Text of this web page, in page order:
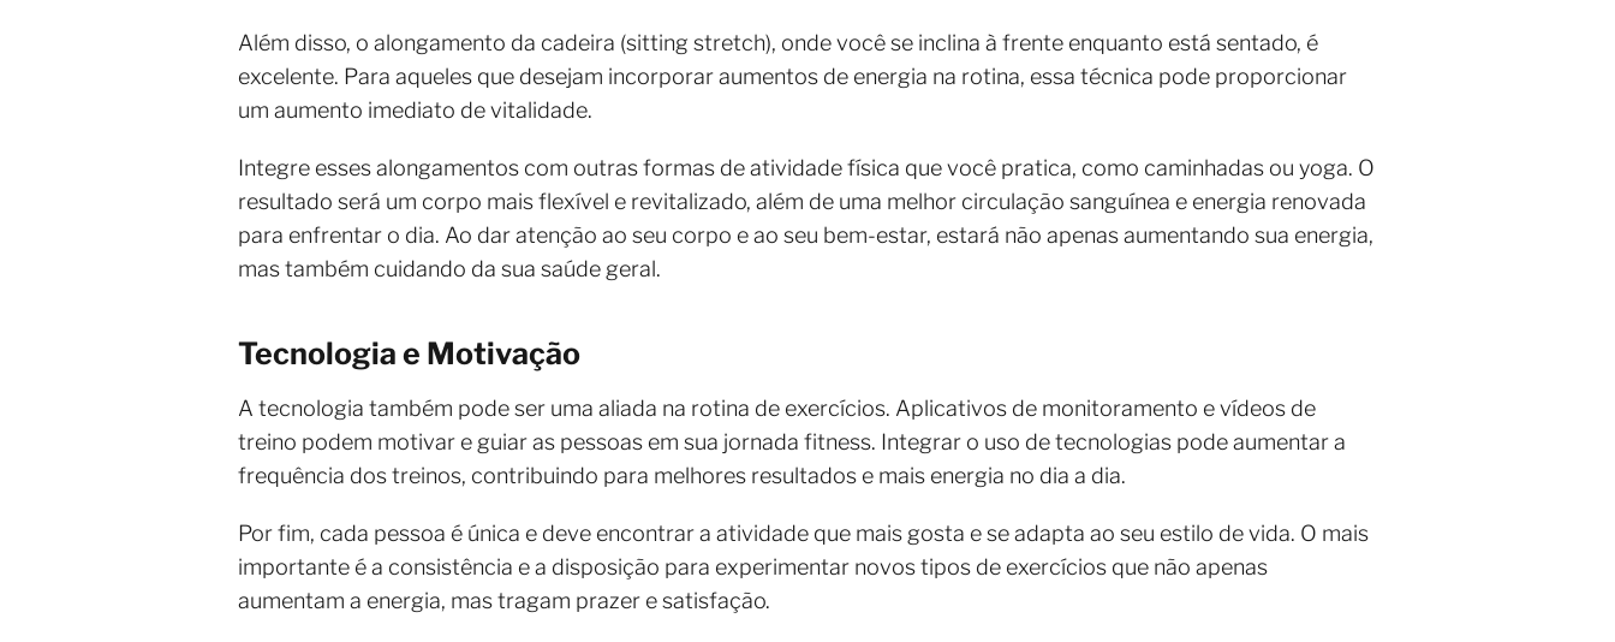
Além disso, o alongamento da cadeira (sitting stretch), onde você se inclina à frente enquanto está sentado, é
excelente. Para aqueles que desejam incorporar aumentos de energia na rotina, essa técnica pode proporcionar
um aumento imediato de vitalidade.
Integre esses alongamentos com outras formas de atividade física que você pratica, como caminhadas ou yoga. O
resultado será um corpo mais flexível e revitalizado, além de uma melhor circulação sanguínea e energia renovada
para enfrentar o dia. Ao dar atenção ao seu corpo e ao seu bem-estar, estará não apenas aumentando sua energia,
mas também cuidando da sua saúde geral.
Tecnologia e Motivação
A tecnologia também pode ser uma aliada na rotina de exercícios. Aplicativos de monitoramento e vídeos de
treino podem motivar e guiar as pessoas em sua jornada fitness. Integrar o uso de tecnologias pode aumentar a
frequência dos treinos, contribuindo para melhores resultados e mais energia no dia a dia.
Por fim, cada pessoa é única e deve encontrar a atividade que mais gosta e se adapta ao seu estilo de vida. O mais
importante é a consistência e a disposição para experimentar novos tipos de exercícios que não apenas
aumentam a energia, mas tragam prazer e satisfação.